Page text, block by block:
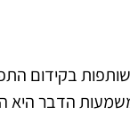
שותפות
הדבר היא